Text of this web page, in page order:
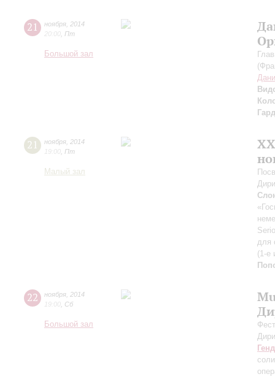
21 ноября 2014
20:00 Пт
Большой зал
21 ноября 2014
19:00 Пт
Малый зал
для
(1-е
22 ноября 2014
19:00 Сб
Большой зал